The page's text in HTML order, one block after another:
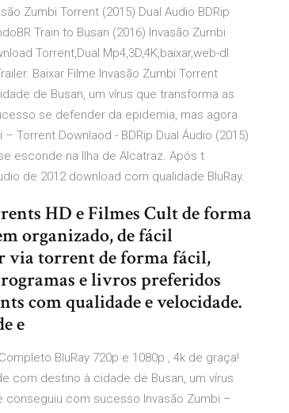
Zumbi Torrent (2015) Dual Audio BDRip
Train to Busan (2016) Invasão Zumbi
Torrent,Dual Mp4,3D,4K,baixar,web-dl
Baixar Filme Invasão Zumbi Torrent
de Busan, um vírus que transforma as
se defender da epidemia, mas agora
Torrent Downlaod - BDRip Dual Áudio (2015)
esconde na Ilha de Alcatraz. Após t
de 2012 download com qualidade BluRay.
HD e Filmes Cult de forma
organizado, de fácil
via torrent de forma fácil,
e livros preferidos
com qualidade e velocidade.
e
BluRay 720p e 1080p , 4k de graça!
com destino à cidade de Busan, um vírus
com sucesso Invasão Zumbi –